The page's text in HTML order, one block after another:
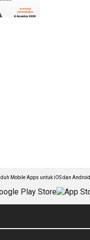
Mobile Apps untuk iOS dan Android